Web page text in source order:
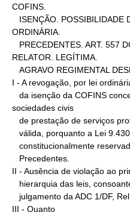
COFINS.
ORDINÁRIA.
RELATOR. LEGÍTIMA.
I - A revogação, por lei
sociedades civis
II - Ausência de violação ao
III - Quanto